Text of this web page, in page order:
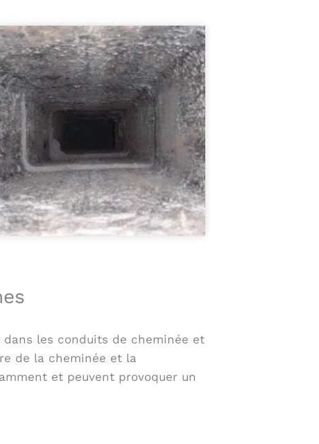
les conduits de cheminée et
de la cheminée et la
et peuvent provoquer un